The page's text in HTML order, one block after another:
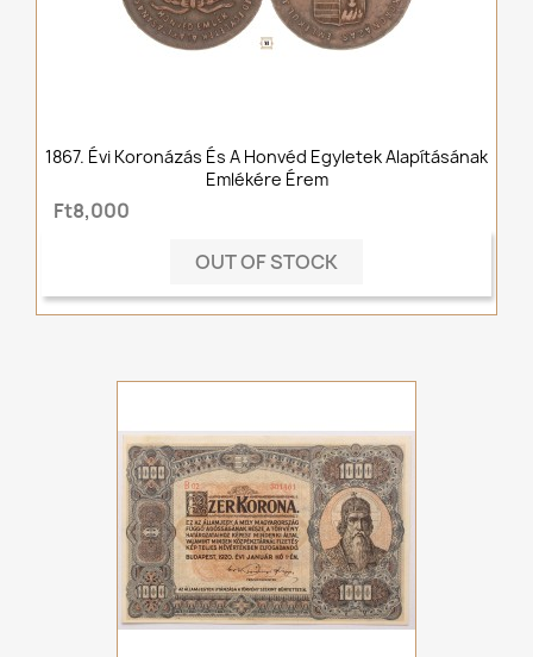
1867. Évi Koronázás És A Honvéd Egyletek Alapításának
Emlékére Érem
Ft8,000
OUT OF STOCK